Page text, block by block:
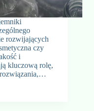
rozwijających
czy
i
kluczową rolę,
rozwiązania,…